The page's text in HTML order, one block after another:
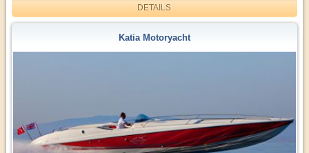
DETAILS
Katia Motoryacht